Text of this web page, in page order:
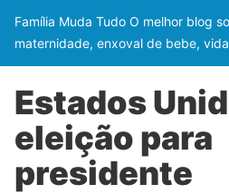
Família Muda Tudo O melhor blog
maternidade, enxoval de bebe,
Estados
eleição para
presidente